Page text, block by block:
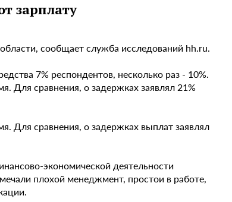
зарплату
сообщает служба исследований hh.ru.
7% респондентов, несколько раз - 10%.
Для сравнения, о задержках заявлял 21%
Для сравнения, о задержках выплат заявлял
экономической деятельности
плохой менеджмент, простои в работе,